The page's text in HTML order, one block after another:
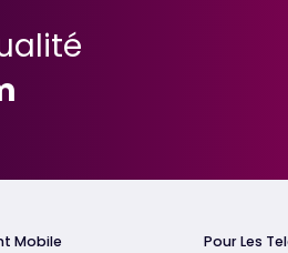
Mobile
Pour Les